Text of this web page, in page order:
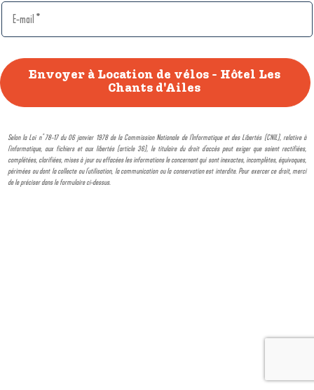
Selon la Loi n° 78-17 du 06 janvier 1978 de la Commission Nationale de l'Informatique et des Libertés (CNIL), relative à
l'informatique, aux fichiers et aux libertés (article 36), le titulaire du droit d'accès peut exiger que soient rectifiées,
complétées, clarifiées, mises à jour ou effacées les informations le concernant qui sont inexactes, incomplètes, équivoques,
périmées ou dont la collecte ou l'utilisation, la communication ou la conservation est interdite. Pour exercer ce droit, merci
de le préciser dans le formulaire ci-dessus.